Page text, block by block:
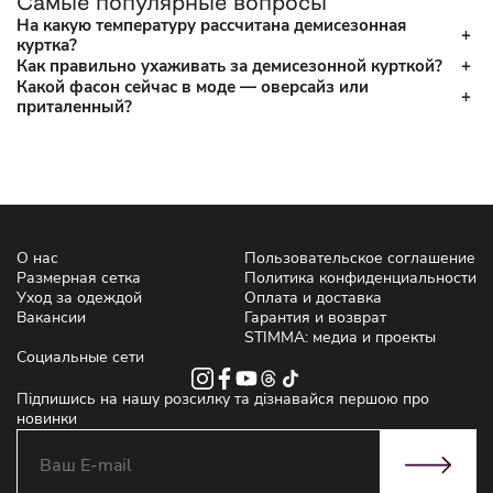
На какую температуру рассчитана демисезонная
куртка?
Как правильно ухаживать за демисезонной курткой?
Какой фасон сейчас в моде — оверсайз или
приталенный?
О нас
Размерная сетка
Уход за одеждой
Вакансии
Пользовательское соглашение
Политика конфиденциальности
Оплата и доставка
Гарантия и возврат
STIMMA: медиа и проекты
Социальные сети
Підпишись на нашу розсилку та дізнавайся першою про
новинки